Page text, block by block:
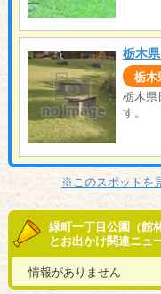
栃木
栃木
栃木県
す。
※このスポットを
緑町一丁目公園（館
とお出かけ関連ニュ
情報がありません